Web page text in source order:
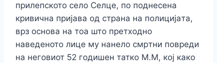
прилепското село Селце, по поднесена
кривична пpиjaва од страна на полициjaта,
врз основа на тоа што претходно
наведеното лице му нанело cмpтни повpeди
на неговиот 52 годишен татко М.М, кој како